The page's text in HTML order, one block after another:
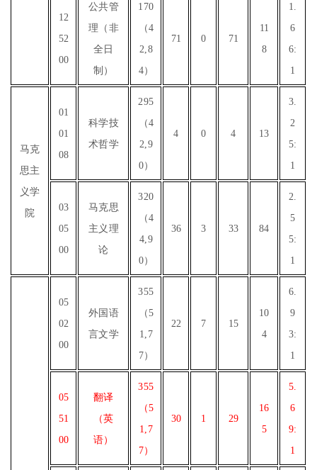
12
52
00
公共管
理（非
全日
制）
170
（4
2,8
4）
71 0 71
11
8
1.
6
6:
1
马克
思主
义学
院
01
01
08
科学技
术哲学
295
（4
2,9
0）
4 0 4 13
3.
2
5:
1
03
05
00
马克思
主义理
论
320
（4
4,9
0）
36 3 33 84
2.
5
5:
1
05
02
00
外国语
言文学
355
（5
1,7
7）
22 7 15
10
4
6.
9
3:
1
05
51
00
翻译
（英
语）
355
（5
1,7
7）
30 1 29
16
5
5.
6
9:
1